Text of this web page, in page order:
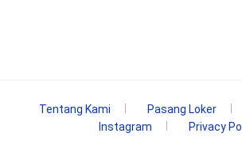
Tentang Kami Pasang Loker
Instagram
Privacy